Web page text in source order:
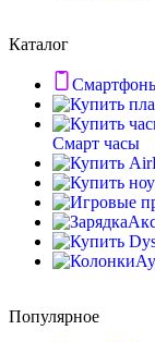
Каталог
Смарт часы
Популярное